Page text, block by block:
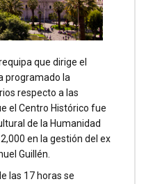
que dirige el
programado la
respecto a las
el Centro Histórico fue
de la Humanidad
en la gestión del ex
Guillén.
las 17 horas se